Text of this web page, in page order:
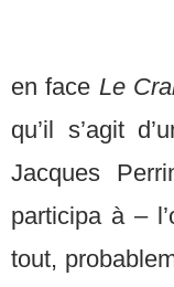
en face Le
qu’il s’agit
Jacques
participa à –
tout,